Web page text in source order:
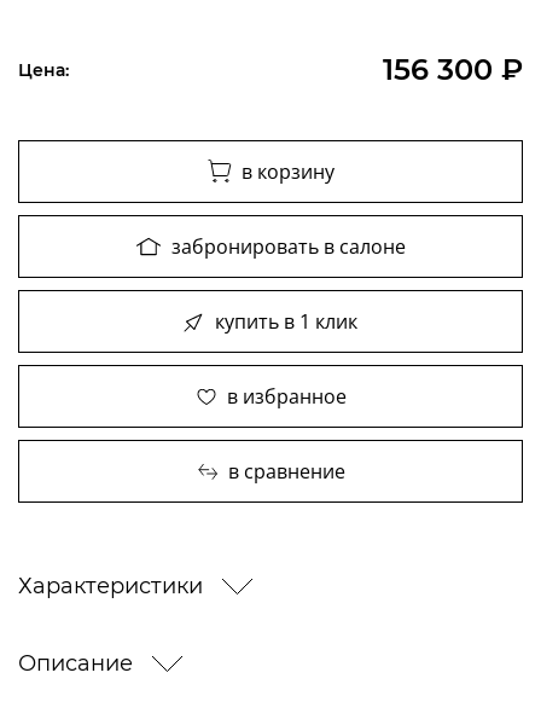
Цена: 156 300 ₽
в корзину
забронировать в салоне
купить в 1 клик
в избранное
в сравнение
Характеристики
Описание